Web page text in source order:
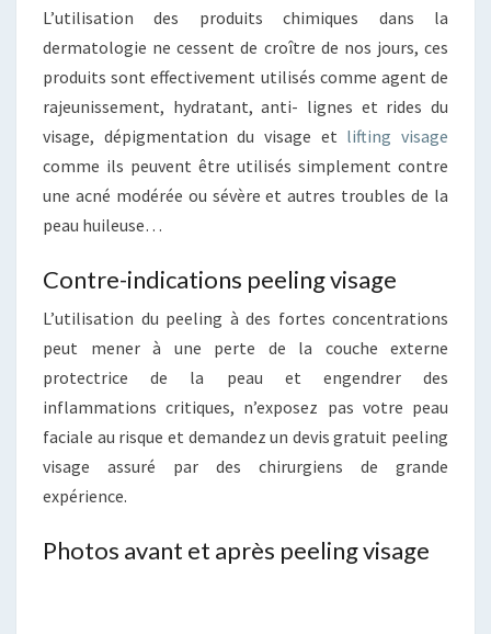
L’utilisation des produits chimiques dans la
dermatologie ne cessent de croître de nos jours, ces
produits sont effectivement utilisés comme agent de
rajeunissement, hydratant, anti- lignes et rides du
visage, dépigmentation du visage et lifting visage
comme ils peuvent être utilisés simplement contre
une acné modérée ou sévère et autres troubles de la
peau huileuse…
Contre-indications peeling visage
L’utilisation du peeling à des fortes concentrations
peut mener à une perte de la couche externe
protectrice de la peau et engendrer des
inflammations critiques, n’exposez pas votre peau
faciale au risque et demandez un devis gratuit peeling
visage assuré par des chirurgiens de grande
expérience.
Photos avant et après peeling visage